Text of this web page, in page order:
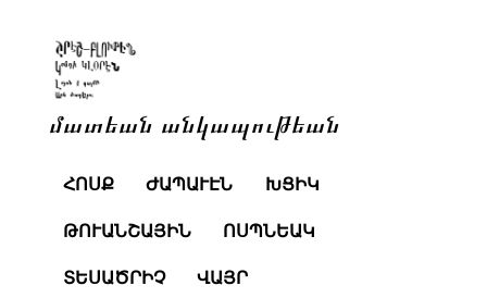
մատեան անկապութեան
ՀՈՍՔ ԺԱՊԱՒԷՆ ԽՑԻԿ
ԹՈՒԱՆՇԱՅԻՆ ՈՍՊՆԵԱԿ
ՏԵՍԱԾՐԻՉ ՎԱՅՐ